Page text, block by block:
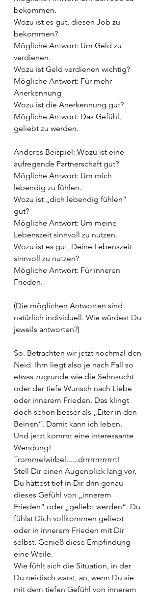
bekommen.
Wozu ist es gut, diesen Job zu
bekommen?
Mögliche Antwort: Um Geld zu
verdienen.
Wozu ist Geld verdienen wichtig?
Mögliche Antwort: Für mehr
Anerkennung
Wozu ist die Anerkennung gut?
Mögliche Antwort: Das Gefühl,
geliebt zu werden.
Anderes Beispiel: Wozu ist eine
aufregende Partnerschaft gut?
Mögliche Antwort: Um mich
lebendig zu fühlen.
Wozu ist „dich lebendig fühlen“
gut?
Mögliche Antwort: Um meine
Lebenszeit sinnvoll zu nutzen.
Wozu ist es gut, Deine Lebenszeit
sinnvoll zu nutzen?
Mögliche Antwort: Für inneren
Frieden.
(Die möglichen Antworten sind
natürlich individuell. Wie würdest Du
jeweils antworten?)
So. Betrachten wir jetzt nochmal den
Neid. Ihm liegt also je nach Fall so
etwas zugrunde wie die Sehnsucht
oder der tiefe Wunsch nach Liebe
oder innerem Frieden. Das klingt
doch schon besser als „Eiter in den
Beinen“. Damit kann ich leben.
Und jetzt kommt eine interessante
Wendung!
Trommelwirbel......drrrrrrrrrrrrrt!
Stell Dir einen Augenblick lang vor,
Du hättest tief in Dir drin genau
dieses Gefühl von „innerem
Frieden“ oder „geliebt werden“. Du
fühlst Dich vollkommen geliebt
oder in innerem Frieden mit Dir
selbst. Genieß diese Empfindung
eine Weile.
Wie fühlt sich die Situation, in der
Du neidisch warst, an, wenn Du sie
mit dem tiefen Gefühl von innerem